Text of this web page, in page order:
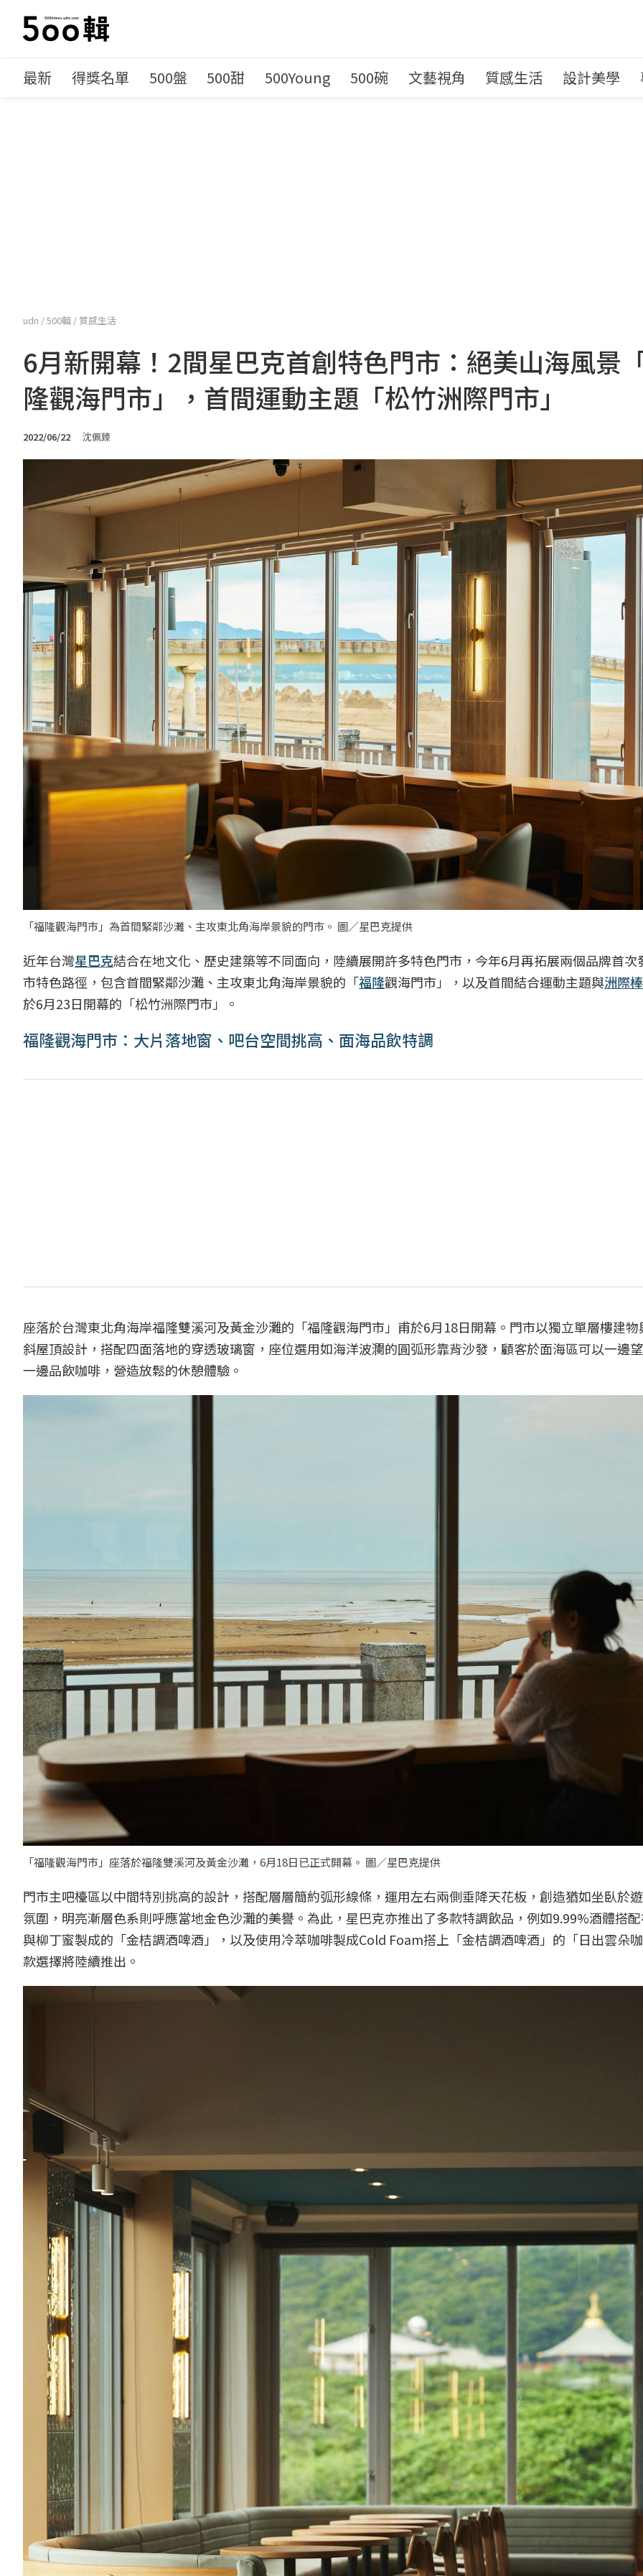
最新 得獎名單 500盤 500甜 500Young 500碗 文藝視角 質感生活 設計美學
udn /500輯 / 質感生活
6月新開幕！2間星巴克首創特色門市：絕美山海風景
隆觀海門市」，首間運動主題「松竹洲際門市」
2022/06/22 沈佩臻
「福隆觀海門市」為首間緊鄰沙灘、主攻東北角海岸景貌的門市。 圖／星巴克提供
近年台灣星巴克結合在地文化、歷史建築等不同面向，陸續展開許多特色門市，今年6月再拓展兩個品牌首次
市特色路徑，包含首間緊鄰沙灘、主攻東北角海岸景貌的「福隆觀海門市」，以及首間結合運動主題與洲際
於6月23日開幕的「松竹洲際門市」。
福隆觀海門市：大片落地窗、吧台空間挑高、面海品飲特調
座落於台灣東北角海岸福隆雙溪河及黃金沙灘的「福隆觀海門市」甫於6月18日開幕。門市以獨立單層樓建
斜屋頂設計，搭配四面落地的穿透玻璃窗，座位選用如海洋波瀾的圓弧形靠背沙發，顧客於面海區可以一邊
一邊品飲咖啡，營造放鬆的休憩體驗。
「福隆觀海門市」座落於福隆雙溪河及黃金沙灘，6月18日已正式開幕。 圖／星巴克提供
門市主吧檯區以中間特別挑高的設計，搭配層層簡約弧形線條，運用左右兩側垂降天花板，創造猶如坐臥於
氛圍，明亮漸層色系則呼應當地金色沙灘的美譽。為此，星巴克亦推出了多款特調飲品，例如9.99%酒體搭
與柳丁蜜製成的「金桔調酒啤酒」，以及使用冷萃咖啡製成Cold Foam搭上「金桔調酒啤酒」的「日出雲朵
款選擇將陸續推出。